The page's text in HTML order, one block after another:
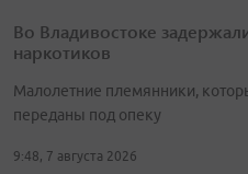
Во Владивостоке
наркотиков
Малолетние племянники,
переданы под опеку
9:48, 7 августа 2026